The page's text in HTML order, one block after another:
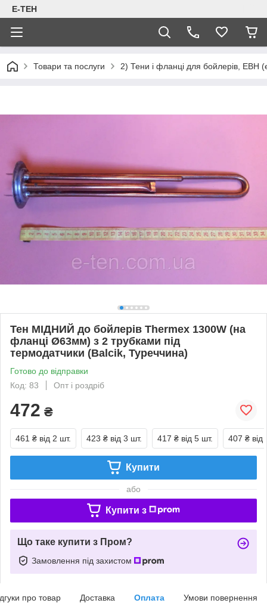
Е-ТЕН
Товари та послуги 2) Тени і фланці для бойлерів, ЕВН
Тен МІДНИЙ до бойлерів Thermex 1300W (на
фланці Ø63мм) з 2 трубками під
термодатчики (Balcik, Туреччина)
Готово до відправки
Код: 83
Опт і роздріб
472 ₴
461 ₴ від 2 шт. 423 ₴ від 3 шт. 417 ₴ від 5 шт. 407 ₴ від
Купити
або
Купити з
Що таке купити з Пром?
Замовлення під захистом
про товар Доставка Оплата Умови повернення